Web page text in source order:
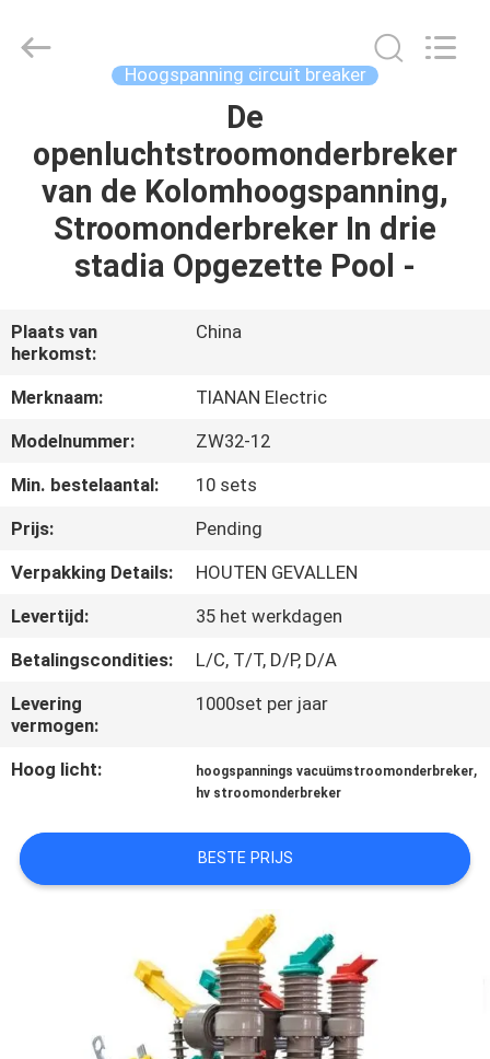
PRODUCTEN
ONGEVEER
ONS
FABRIEKSREIS
KWALITEITSCONTROLE
CONTACTEER
ONS
NIEUWS
VERZOEK
OM EEN
CITAAT
POLICY
Co.,Ltd..
Hoogspanning circuit breaker
De
openluchtstroomonderbreker
van de Kolomhoogspanning,
Stroomonderbreker In drie
stadia Opgezette Pool -
Plaats van
herkomst:
China
Merknaam:
TIANAN Electric
Modelnummer:
ZW32-12
Min. bestelaantal:
10 sets
Prijs:
Pending
Verpakking Details:
HOUTEN GEVALLEN
Levertijd:
35 het werkdagen
Betalingscondities:
L/C, T/T, D/P, D/A
Levering
vermogen:
1000set per jaar
Hoog licht: hoogspannings vacuümstroomonderbreker,
hv stroomonderbreker
BESTE PRIJS